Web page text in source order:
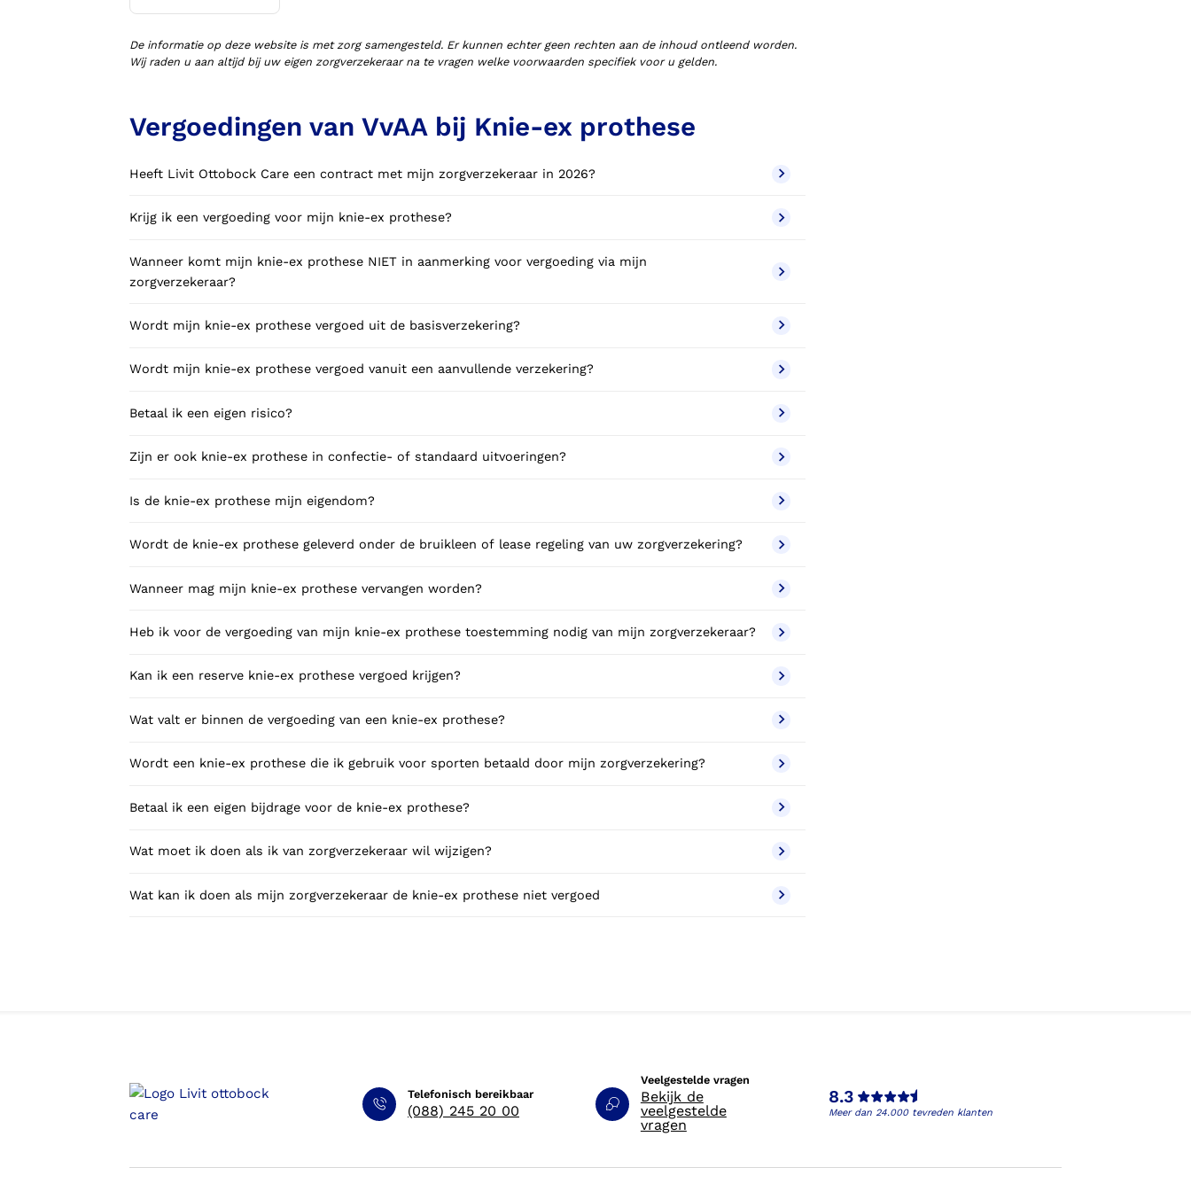
schoenen (VLOS)
De informatie op deze website is met zorg samengesteld. Er kunnen echter geen rechten aan de inhoud ontleend worden.
Wij raden u aan altijd bij uw eigen zorgverzekeraar na te vragen welke voorwaarden specifiek voor u gelden.
Vergoedingen van VvAA bij Knie-ex prothese
Heeft Livit Ottobock Care een contract met mijn zorgverzekeraar in 2026?
Krijg ik een vergoeding voor mijn knie-ex prothese?
Wanneer komt mijn knie-ex prothese NIET in aanmerking voor vergoeding via mijn
zorgverzekeraar?
Wordt mijn knie-ex prothese vergoed uit de basisverzekering?
Wordt mijn knie-ex prothese vergoed vanuit een aanvullende verzekering?
Betaal ik een eigen risico?
Zijn er ook knie-ex prothese in confectie- of standaard uitvoeringen?
Is de knie-ex prothese mijn eigendom?
Wordt de knie-ex prothese geleverd onder de bruikleen of lease regeling van uw zorgverzekering?
Wanneer mag mijn knie-ex prothese vervangen worden?
Heb ik voor de vergoeding van mijn knie-ex prothese toestemming nodig van mijn zorgverzekeraar?
Kan ik een reserve knie-ex prothese vergoed krijgen?
Wat valt er binnen de vergoeding van een knie-ex prothese?
Wordt een knie-ex prothese die ik gebruik voor sporten betaald door mijn zorgverzekering?
Betaal ik een eigen bijdrage voor de knie-ex prothese?
Wat moet ik doen als ik van zorgverzekeraar wil wijzigen?
Wat kan ik doen als mijn zorgverzekeraar de knie-ex prothese niet vergoed
Telefonisch bereikbaar
(088) 245 20 00
Veelgestelde vragen
Bekijk de
veelgestelde
vragen
8.3
Meer dan 24.000 tevreden klanten